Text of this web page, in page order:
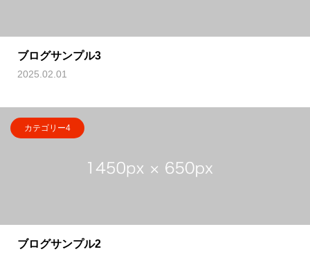
ブログサンプル3
2025.02.01
カテゴリー4
ブログサンプル2